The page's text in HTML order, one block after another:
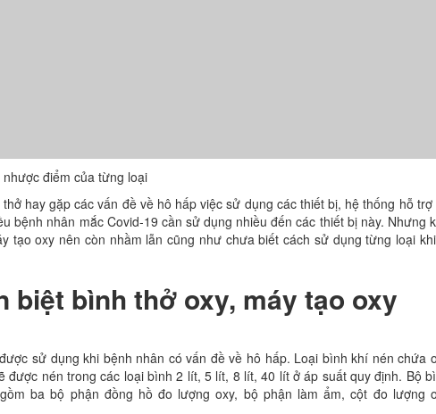
điểm của từng loại
hay gặp các vấn đề về hô hấp việc sử dụng các thiết bị, hệ thống hỗ trợ
bệnh nhân mắc Covid-19 cần sử dụng nhiều đến các thiết bị này. Nhưng
tạo oxy nên còn nhầm lẫn cũng như chưa biết cách sử dụng từng loại
biệt bình thở oxy, máy tạo oxy
sử dụng khi bệnh nhân có vấn đề về hô hấp. Loại bình khí nén chứa
được nén trong các loại bình 2 lít, 5 lít, 8 lít, 40 lít ở áp suất quy định. Bộ
ba bộ phận đồng hồ đo lượng oxy, bộ phận làm ẩm, cột đo lượng